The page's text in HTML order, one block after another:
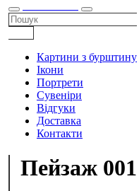
Картини з бурштину
Ікони
Портрети
Сувеніри
Відгуки
Доставка
Контакти
Пейзаж 001